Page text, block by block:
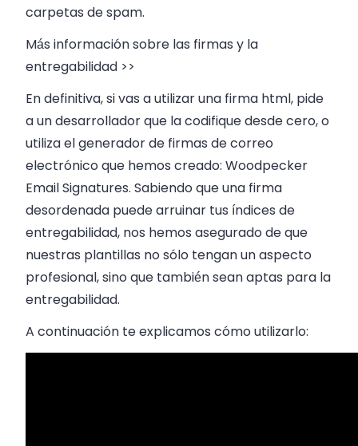
carpetas de spam.
Más información sobre las firmas y la
entregabilidad >>
En definitiva, si vas a utilizar una firma html, pide
a un desarrollador que la codifique desde cero, o
utiliza el generador de firmas de correo
electrónico que hemos creado: Woodpecker
Email Signatures. Sabiendo que una firma
desordenada puede arruinar tus índices de
entregabilidad, nos hemos asegurado de que
nuestras plantillas no sólo tengan un aspecto
profesional, sino que también sean aptas para la
entregabilidad.
A continuación te explicamos cómo utilizarlo: